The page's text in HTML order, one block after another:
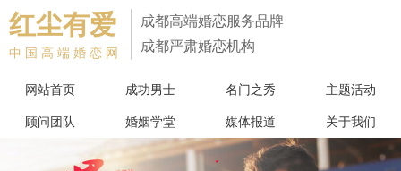
红尘有爱
中国高端婚恋网
成都高端婚恋服务品牌
成都严肃婚恋机构
网站首页 成功男士 名门之秀 主题活动
顾问团队 婚姻学堂 媒体报道 关于我们